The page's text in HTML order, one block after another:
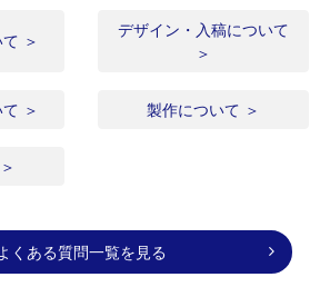
＞
デザイン・入稿について
＞
＞ 製作について ＞
くある質問一覧を見る